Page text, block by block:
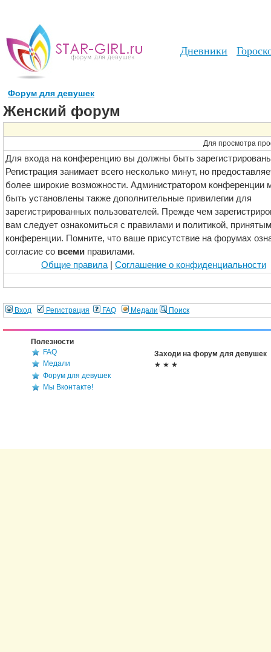
Дневники
Форум для девушек
Женский форум
Для просмотра
Для входа на конференцию вы должны быть
Регистрация занимает всего несколько минут, но
более широкие возможности. Администратором конференции
быть установлены также дополнительные привилегии для
зарегистрированных пользователей. Прежде чем
вам следует ознакомиться с правилами и политикой,
конференции. Помните, что ваше присутствие на форумах
согласие со всеми правилами.
Общие правила
Соглашение о конфиденциальности
Вход Регистрация FAQ Медали Поиск
Полезности
FAQ
Медали
Форум для девушек
Мы Вконтакте!
Заходи на форум для девушек
★ ★ ★